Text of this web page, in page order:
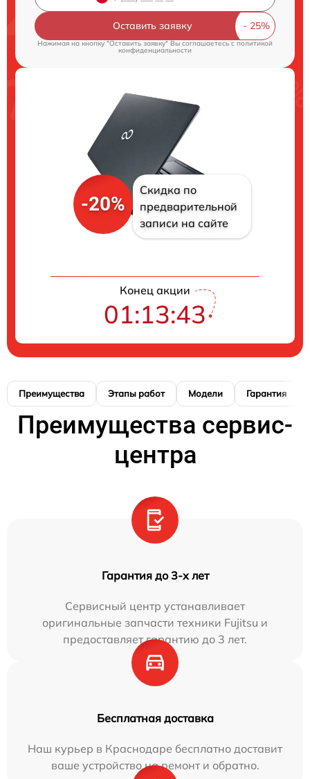
Оставить заявку
Нажимая на кнопку "Оставить заявку" Вы соглашаетесь cполитикой
конфиденциальности
-20%
Скидка по
предварительной
записи на сайте
Конец акции
01:13:41
Преимущества Этапы работ Модели Гарантия
Преимущества сервис-
центра
Гарантия до 3-х лет
Сервисный центр устанавливает
оригинальные запчасти техники Fujitsu и
предоставляет гарантию до 3 лет.
Бесплатная доставка
Наш курьер в Краснодаре бесплатно доставит
ваше устройство на ремонт и обратно.